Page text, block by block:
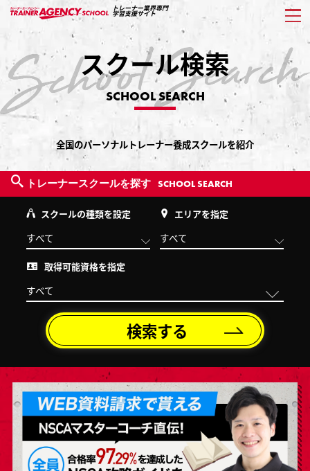
トレーナー業界専門
学習支援サイト
スクール検索
SCHOOL SEARCH
全国のパーソナルトレーナー養成スクールを紹介
トレーナースクールを探す SCHOOL SEARCH
スクールの種類を設定 エリアを指定
取得可能資格を指定
検索する